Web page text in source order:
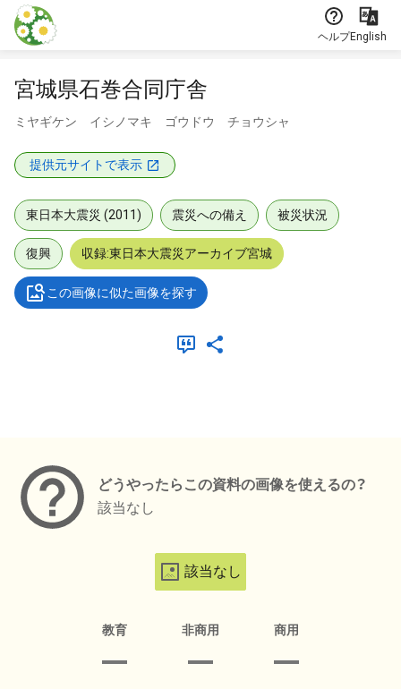
本文に飛ぶ
ヘルプEnglish
宮城県石巻合同庁舎
ミヤギケン イシノマキ ゴウドウ チョウシャ
提供元サイトで表示
東日本大震災 (2011) 震災への備え 被災状況
復興 収録:東日本大震災アーカイブ宮城
この画像に似た画像を探す
どうやったらこの資料の画像を使えるの？
該当なし
該当なし
教育 非商用 商用